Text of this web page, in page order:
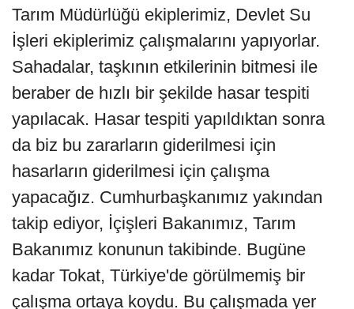
Tarım Müdürlüğü ekiplerimiz, Devlet Su
İşleri ekiplerimiz çalışmalarını yapıyorlar.
Sahadalar, taşkının etkilerinin bitmesi ile
beraber de hızlı bir şekilde hasar tespiti
yapılacak. Hasar tespiti yapıldıktan sonra
da biz bu zararların giderilmesi için
hasarların giderilmesi için çalışma
yapacağız. Cumhurbaşkanımız yakından
takip ediyor, İçişleri Bakanımız, Tarım
Bakanımız konunun takibinde. Bugüne
kadar Tokat, Türkiye'de görülmemiş bir
çalışma ortaya koydu. Bu çalışmada yer